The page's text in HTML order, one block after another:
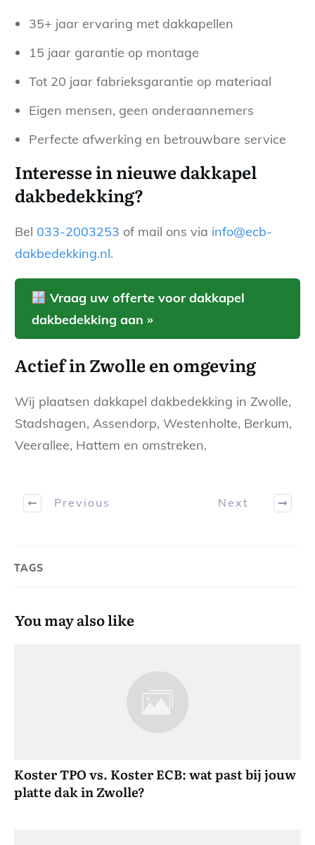
35+ jaar ervaring met dakkapellen
15 jaar garantie op montage
Tot 20 jaar fabrieksgarantie op materiaal
Eigen mensen, geen onderaannemers
Perfecte afwerking en betrouwbare service
Interesse in nieuwe dakkapel
dakbedekking?
Bel 033-2003253 of mail ons via info@ecb-
dakbedekking.nl.
Vraag uw offerte voor dakkapel
dakbedekking aan »
Actief in Zwolle en omgeving
Wij plaatsen dakkapel dakbedekking in Zwolle,
Stadshagen, Assendorp, Westenholte, Berkum,
Veerallee, Hattem en omstreken.
Previous Next
TAGS
You may also like
Koster TPO vs. Koster ECB: wat past bij jouw
platte dak in Zwolle?